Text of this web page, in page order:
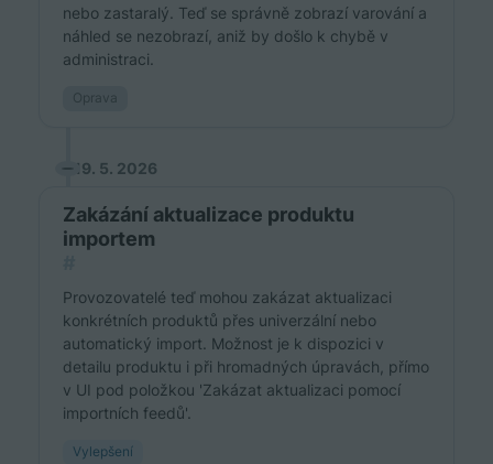
nebo zastaralý. Teď se správně zobrazí varování a
náhled se nezobrazí, aniž by došlo k chybě v
administraci.
Oprava
19. 5. 2026
Zakázání aktualizace produktu
importem
Provozovatelé teď mohou zakázat aktualizaci
konkrétních produktů přes univerzální nebo
automatický import. Možnost je k dispozici v
detailu produktu i při hromadných úpravách, přímo
v UI pod položkou 'Zakázat aktualizaci pomocí
importních feedů'.
Vylepšení